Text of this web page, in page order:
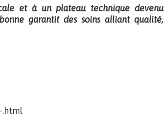
et à un plateau technique devenu
garantit des soins alliant qualité,
.html